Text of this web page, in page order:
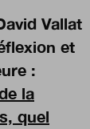
Vallat
et
:
la
quel